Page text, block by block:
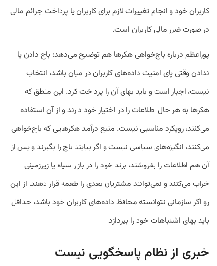
کاربران خود و انجام تغییرات لازم برای کاربران یا پرداخت جرائم مالی
در صورت ضرر مالی کاربران است.
پوراعظم درباره باج‌خواهی هکرها هم توضیح می‌دهد: باج دادن یا
ندادن وقتی پای امنیت داده‌های کاربران در میان باشد، انتخاب
نیست، اجبار است و باید بهای آن را پرداخت کرد. این منطق که
هکرها به هر حال اطلاعات را در اختیار خود دارند و از آن استفاده
می‌کنند، رویکرد مناسبی نیست. منبع درآمد هکرهایی که باج‌خواهی
می‌کنند، انگیزه‌های سیاسی نیست و اگر بیایند باج را بگیرند و پس از
آن هم اطلاعات را بفروشند، برند خود را در بازار سیاه یا زیرزمینی
خراب می‌کنند و نمی‌توانند مشتریان بعدی را طعمه قرار دهند. از این
رو اگر سازمانی نتوانسته محافظ داده‌های کاربران خود باشد، حداقل
باید بهای اشتباهات خود را بپردازد.
خبری از نظام پاسخگویی نیست